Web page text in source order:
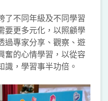
了不同年級及不同學習
要更多元化，以照顧學
過專家分享、觀察、遊
奮的心情學習，以從容
識，學習事半功倍。